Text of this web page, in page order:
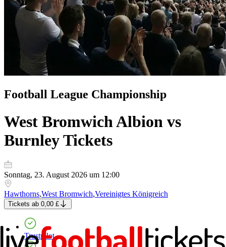
Football League Championship
West Bromwich Albion vs
BurnleyTickets
Sonntag, 23. August 2026 um 12:00
Hawthorns,West Bromwich,Vereinigtes Königreich
Tickets ab 0,00 £
Trustpilot